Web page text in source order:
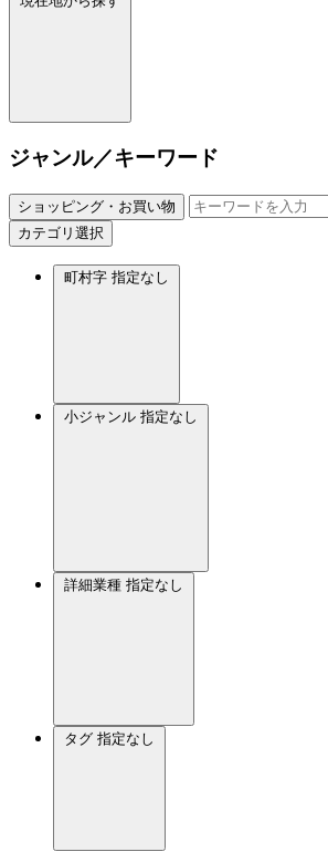
ジャンル／キーワード
ショッピング・お買い物
カテゴリ選択
町村字 指定なし
小ジャンル 指定なし
詳細業種 指定なし
タグ 指定なし